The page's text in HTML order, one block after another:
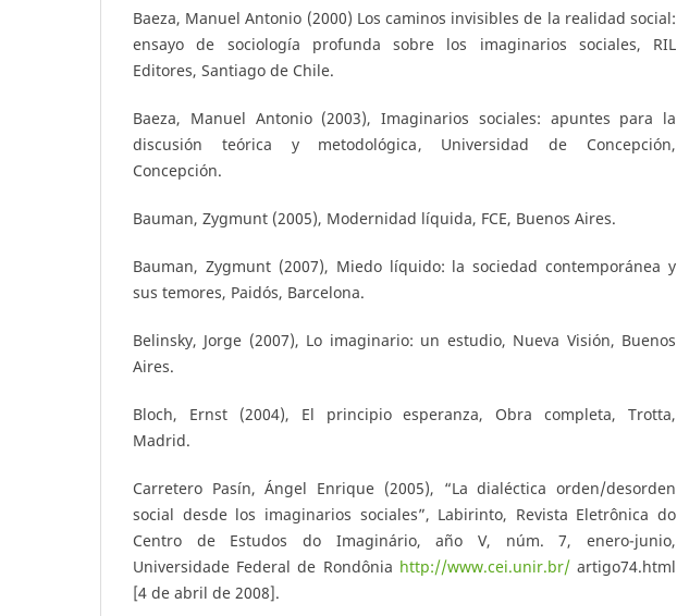
Baeza, Manuel Antonio (2000) Los caminos invisibles de la realidad social:
ensayo de sociología profunda sobre los imaginarios sociales, RIL
Editores, Santiago de Chile.
Baeza, Manuel Antonio (2003), Imaginarios sociales: apuntes para la
discusión teórica y metodológica, Universidad de Concepción,
Concepción.
Bauman, Zygmunt (2005), Modernidad líquida, FCE, Buenos Aires.
Bauman, Zygmunt (2007), Miedo líquido: la sociedad contemporánea y
sus temores, Paidós, Barcelona.
Belinsky, Jorge (2007), Lo imaginario: un estudio, Nueva Visión, Buenos
Aires.
Bloch, Ernst (2004), El principio esperanza, Obra completa, Trotta,
Madrid.
Carretero Pasín, Ángel Enrique (2005), “La dialéctica orden/desorden
social desde los imaginarios sociales”, Labirinto, Revista Eletrônica do
Centro de Estudos do Imaginário, año V, núm. 7, enero-junio,
Universidade Federal de Rondônia http://www.cei.unir.br/artigo74.html
[4 de abril de 2008].